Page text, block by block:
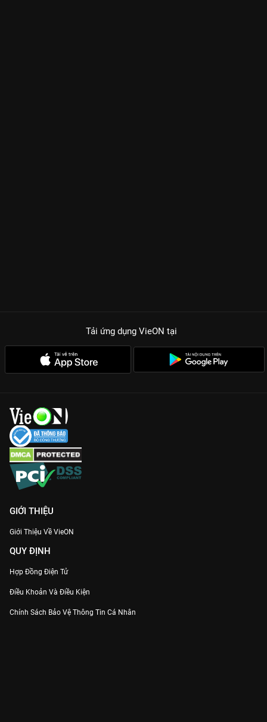
Tải ứng dụng VieON tại
GIỚI THIỆU
Giới Thiệu Về VieON
QUY ĐỊNH
Hợp Đồng Điện Tử
Điều Khoản Và Điều Kiện
Chính Sách Bảo Vệ Thông Tin Cá Nhân